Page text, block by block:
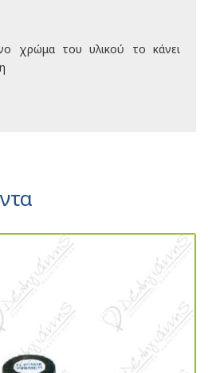
χρώμα του υλικού το κάνει